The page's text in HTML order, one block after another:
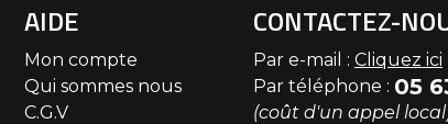
AIDE
Mon compte
Qui sommes nous
C.G.V
CONTACTEZ-
Par e-mail : Cliquez ici
Par téléphone : 05
(coût d'un appel